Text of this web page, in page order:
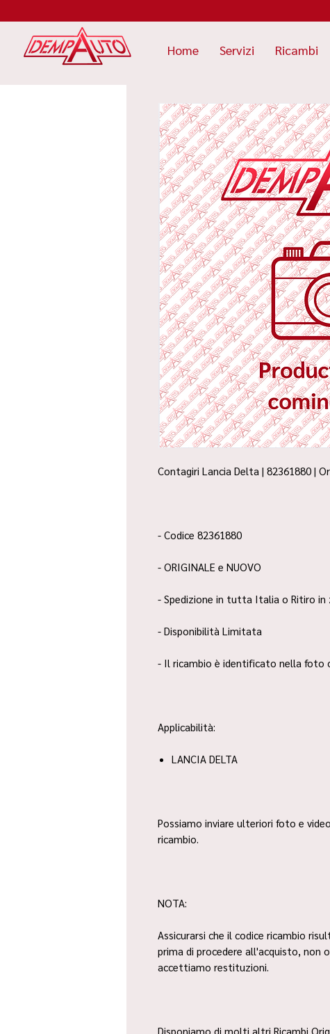
Home Servizi Ricambi
Contagiri Lancia Delta | 82361880 |
- Codice 82361880
- ORIGINALE e NUOVO
- Spedizione in tutta Italia o Ritiro in
- Disponibilità Limitata
- Il ricambio è identificato nella foto
Applicabilità:
LANCIA DELTA
Possiamo inviare ulteriori foto e
ricambio.
NOTA:
Assicurarsi che il codice ricambio
prima di procedere all'acquisto, non
accettiamo restituzioni.
Disponiamo di molti altri Ricambi